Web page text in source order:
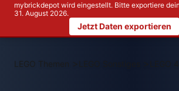
mybrickdepot wird eingestellt. Bitte exportiere
31. August 2026.
Jetzt Daten exportieren
LEGO Themen >